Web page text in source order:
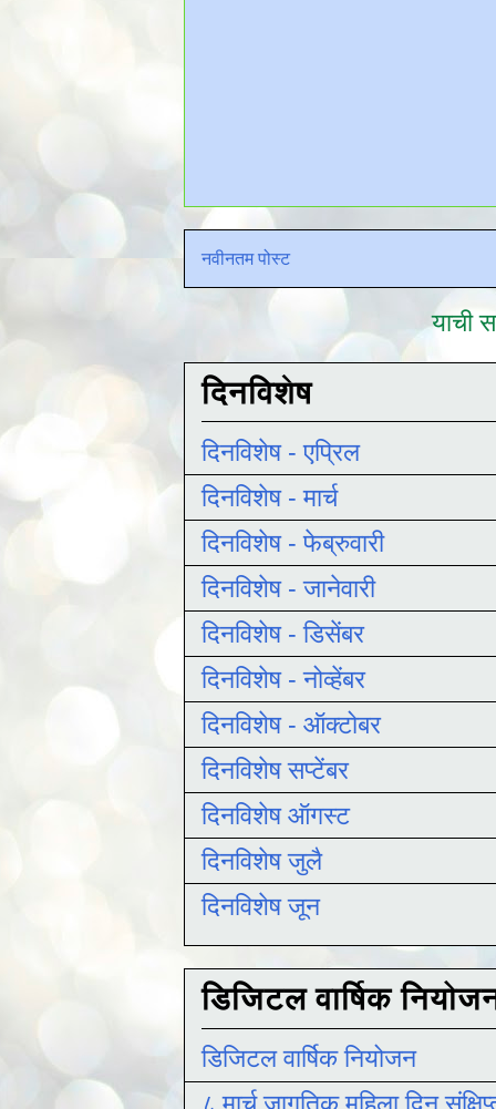
नवीनतम पोस्ट
याची
दिनविशेष
दिनविशेष - एप्रिल
दिनविशेष - मार्च
दिनविशेष - फेब्रुवारी
दिनविशेष - जानेवारी
दिनविशेष - डिसेंबर
दिनविशेष - नोव्हेंबर
दिनविशेष - ऑक्टोबर
दिनविशेष सप्टेंबर
दिनविशेष ऑगस्ट
दिनविशेष जुलै
दिनविशेष जून
डिजिटल वार्षिक
डिजिटल वार्षिक नियोजन